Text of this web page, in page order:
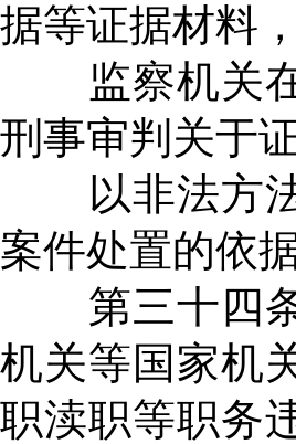
据等证据材料
监察机关在
刑事审判关于
以非法方法
案件处置的依据
第三十四条
机关等国家机
职渎职等职务